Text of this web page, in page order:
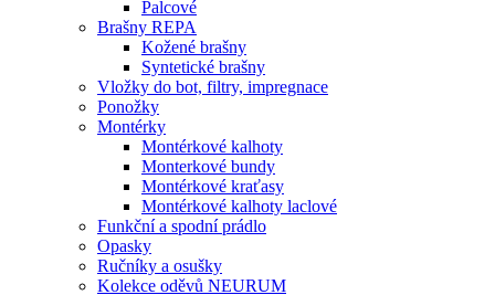
Palcové
Brašny REPA
Kožené brašny
Syntetické brašny
Vložky do bot, filtry, impregnace
Ponožky
Montérky
Montérkové kalhoty
Monterkové bundy
Montérkové kraťasy
Montérkové kalhoty laclové
Funkční a spodní prádlo
Opasky
Ručníky a osušky
Kolekce oděvů NEURUM